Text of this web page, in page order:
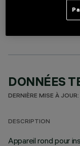
DONNÉES
DERNIÈRE MISE À
DESCRIPTION
Appareil rond pour